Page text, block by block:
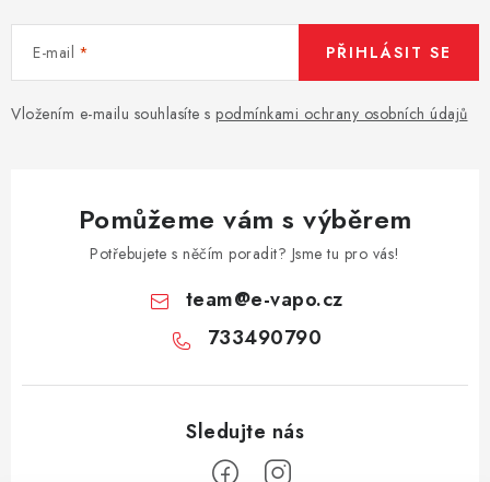
E-mail
Vložením e-mailu souhlasíte s podmínkami ochrany osobních údajů
PŘIHLÁSIT SE
Pomůžeme vám s výběrem
Potřebujete s něčím poradit? Jsme tu pro vás!
team@e-vapo.cz
733490790